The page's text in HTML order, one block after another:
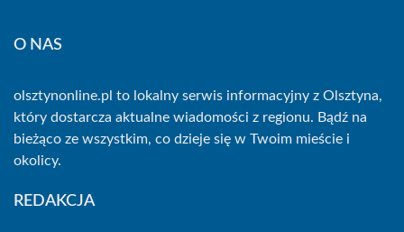
O NAS
olsztynonline.pl to lokalny serwis informacyjny z Olsztyna,
który dostarcza aktualne wiadomości z regionu. Bądź na
bieżąco ze wszystkim, co dzieje się w Twoim mieście i
okolicy.
REDAKCJA